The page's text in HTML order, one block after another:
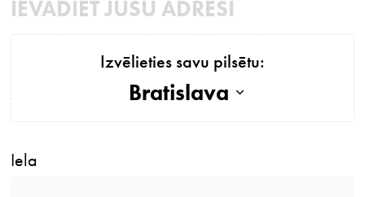
IEVADIET JŪSU ADRESI
Izvēlieties savu pilsētu:
Bratislava
Iela